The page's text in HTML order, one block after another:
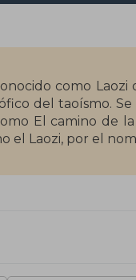
como
del taoísmo.
El camino de
el Laozi, por el
nombre real, sino